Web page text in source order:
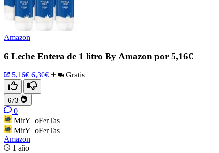
Amazon
6 Leche Entera de 1 litro By Amazon por 5,16€
5,16€ 6,30€ Gratis
673
0
MirY_oFerTas
MirY_oFerTas
Amazon
1 año